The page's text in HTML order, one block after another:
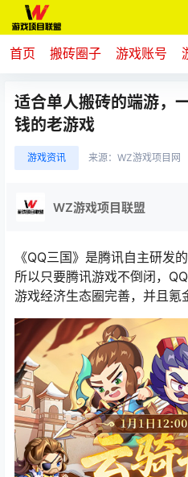
首页 搬砖圈子 游戏账号
适合单人搬砖的端游，
钱的老游戏
游戏资讯 来源： WZ游戏项目网
WZ游戏项目联盟
《QQ三国》是腾讯自主研发
所以只要腾讯游戏不倒闭，
游戏经济生态圈完善，并且氪